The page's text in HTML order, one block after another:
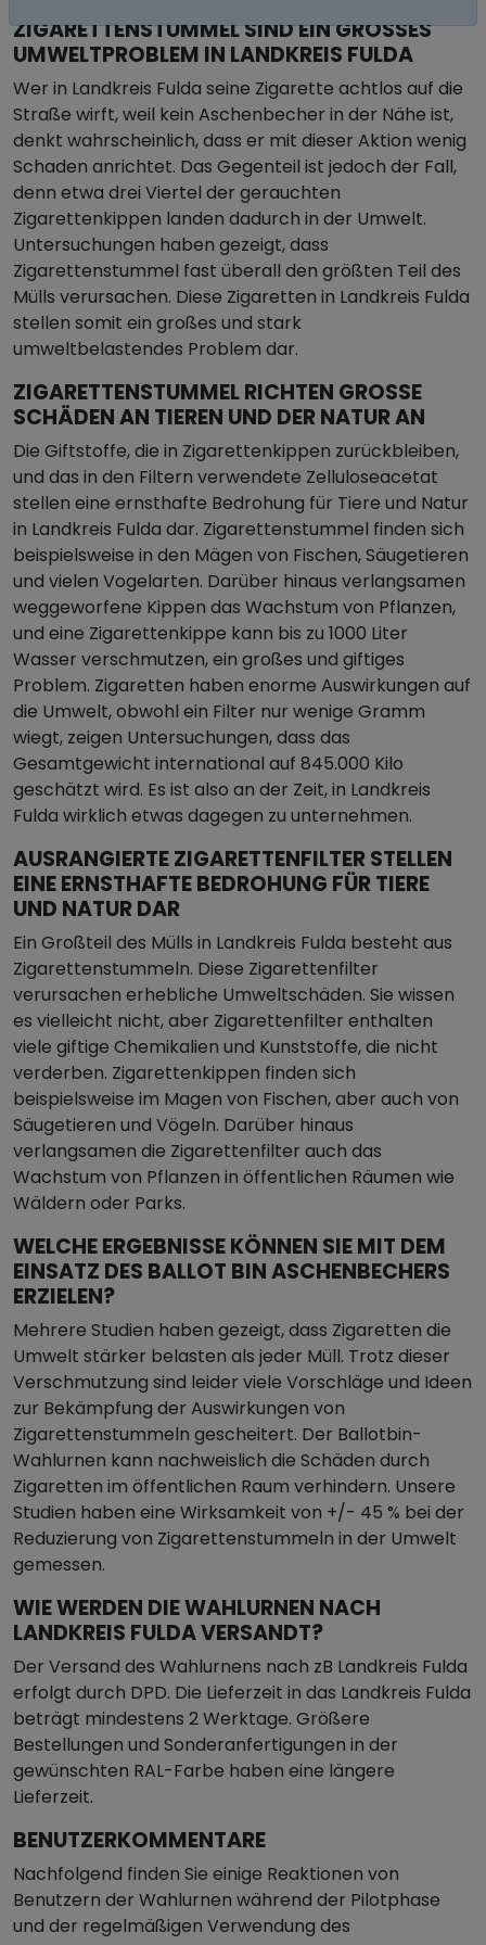
ZIGARETTENSTUMMEL SIND EIN GROSSES U
MWELTPROBLEM IN LANDKREIS FULDA
Wer in Landkreis Fulda seine Zigarette achtlos auf die
Straße wirft, weil kein Aschenbecher in der Nähe ist,
denkt wahrscheinlich, dass er mit dieser Aktion wenig
Schaden anrichtet. Das Gegenteil ist jedoch der Fall,
denn etwa drei Viertel der gerauchten
Zigarettenkippen landen dadurch in der Umwelt.
Untersuchungen haben gezeigt, dass
Zigarettenstummel fast überall den größten Teil des
Mülls verursachen. Diese Zigaretten in Landkreis Fulda
stellen somit ein großes und stark
umweltbelastendes Problem dar.
ZIGARETTENSTUMMEL RICHTEN GROSSE S
CHÄDEN AN TIEREN UND DER NATUR AN
Die Giftstoffe, die in Zigarettenkippen zurückbleiben,
und das in den Filtern verwendete Zelluloseacetat
stellen eine ernsthafte Bedrohung für Tiere und Natur
in Landkreis Fulda dar. Zigarettenstummel finden sich
beispielsweise in den Mägen von Fischen, Säugetieren
und vielen Vogelarten. Darüber hinaus verlangsamen
weggeworfene Kippen das Wachstum von Pflanzen,
und eine Zigarettenkippe kann bis zu 1000 Liter
Wasser verschmutzen, ein großes und giftiges
Problem. Zigaretten haben enorme Auswirkungen auf
die Umwelt, obwohl ein Filter nur wenige Gramm
wiegt, zeigen Untersuchungen, dass das
Gesamtgewicht international auf 845.000 Kilo
geschätzt wird. Es ist also an der Zeit, in Landkreis
Fulda wirklich etwas dagegen zu unternehmen.
AUSRANGIERTE ZIGARETTENFILTER STELLEN
EINE ERNSTHAFTE BEDROHUNG FÜR TIERE
UND NATUR DAR
Ein Großteil des Mülls in Landkreis Fulda besteht aus
Zigarettenstummeln. Diese Zigarettenfilter
verursachen erhebliche Umweltschäden. Sie wissen
es vielleicht nicht, aber Zigarettenfilter enthalten
viele giftige Chemikalien und Kunststoffe, die nicht
verderben. Zigarettenkippen finden sich
beispielsweise im Magen von Fischen, aber auch von
Säugetieren und Vögeln. Darüber hinaus
verlangsamen die Zigarettenfilter auch das
Wachstum von Pflanzen in öffentlichen Räumen wie
Wäldern oder Parks.
WELCHE ERGEBNISSE KÖNNEN SIE MIT DEM
EINSATZ DES BALLOT BIN ASCHENBECHERS
ERZIELEN?
Mehrere Studien haben gezeigt, dass Zigaretten die
Umwelt stärker belasten als jeder Müll. Trotz dieser
Verschmutzung sind leider viele Vorschläge und Ideen
zur Bekämpfung der Auswirkungen von
Zigarettenstummeln gescheitert. Der Ballotbin-
Wahlurnen kann nachweislich die Schäden durch
Zigaretten im öffentlichen Raum verhindern. Unsere
Studien haben eine Wirksamkeit von +/- 45 % bei der
Reduzierung von Zigarettenstummeln in der Umwelt
gemessen.
WIE WERDEN DIE WAHLURNEN NACH
LANDKREIS FULDA VERSANDT?
Der Versand des Wahlurnens nach zB Landkreis Fulda
erfolgt durch DPD. Die Lieferzeit in das Landkreis Fulda
beträgt mindestens 2 Werktage. Größere
Bestellungen und Sonderanfertigungen in der
gewünschten RAL-Farbe haben eine längere
Lieferzeit.
BENUTZERKOMMENTARE
Nachfolgend finden Sie einige Reaktionen von
Benutzern der Wahlurnen während der Pilotphase
und der regelmäßigen Verwendung des